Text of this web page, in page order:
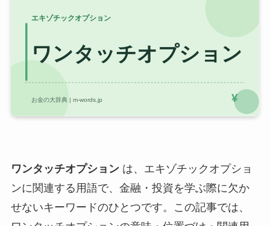
ワンタッチオプションは、エキゾチックオプショ
ンに関連する用語で、金融・投資を学ぶ際に欠か
せないキーワードのひとつです。この記事では、